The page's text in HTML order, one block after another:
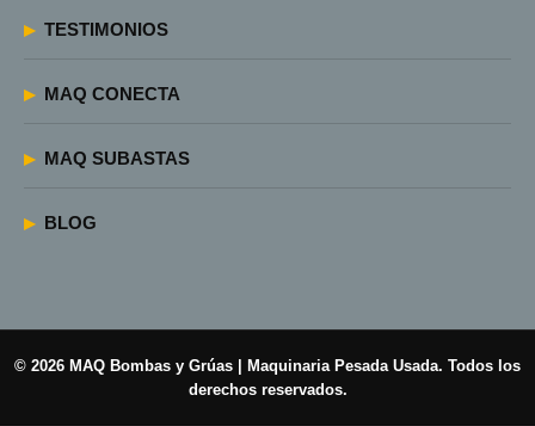
TESTIMONIOS
MAQ CONECTA
MAQ SUBASTAS
BLOG
© 2026 MAQ Bombas y Grúas | Maquinaria Pesada Usada. Todos los
derechos reservados.